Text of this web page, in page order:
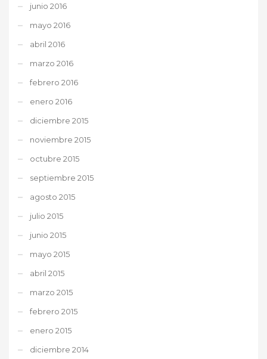
junio 2016
mayo 2016
abril 2016
marzo 2016
febrero 2016
enero 2016
diciembre 2015
noviembre 2015
octubre 2015
septiembre 2015
agosto 2015
julio 2015
junio 2015
mayo 2015
abril 2015
marzo 2015
febrero 2015
enero 2015
diciembre 2014